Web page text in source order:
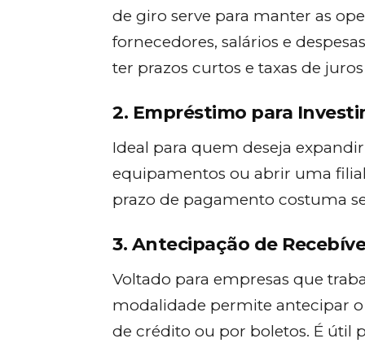
de giro serve para manter as
fornecedores, salários e
ter prazos curtos e taxas de
2. Empréstimo para
Ideal para quem deseja
equipamentos ou abrir uma
prazo de pagamento costuma
3. Antecipação de
Voltado para empresas que
modalidade permite antecipar
de crédito ou por boletos. É útil